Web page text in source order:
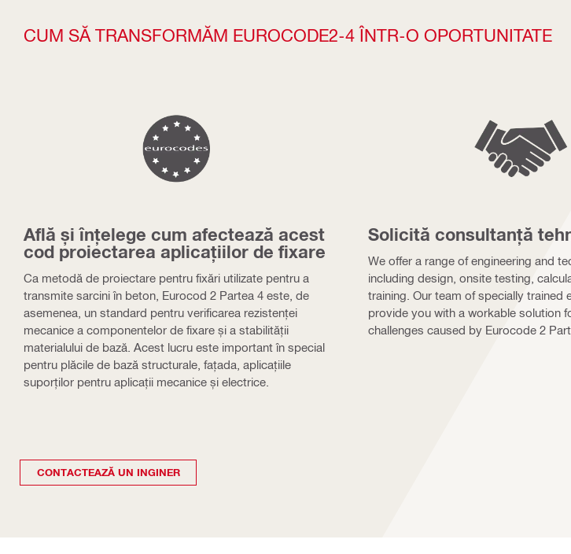
CUM SĂ TRANSFORMĂM EUROCODE2-4 ÎNTR-O OPORTUNITATE
Află și înțelege cum afectează acest
cod proiectarea aplicațiilor de fixare
Ca metodă de proiectare pentru fixări utilizate pentru a
transmite sarcini în beton, Eurocod 2 Partea 4 este, de
asemenea, un standard pentru verificarea rezistenței
mecanice a componentelor de fixare și a stabilității
materialului de bază. Acest lucru este important în special
pentru plăcile de bază structurale, fațada, aplicațiile
suporților pentru aplicații mecanice și electrice.
Solicită consultanță
We offer a range of engineering and
including design, onsite testing,
training. Our team of specially trained
provide you with a workable solution
challenges caused by Eurocode 2 Part
CONTACTEAZĂ UN INGINER